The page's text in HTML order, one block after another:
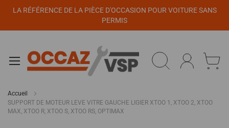
LA RÉFÉRENCE DE LA PIÈCE D'OCCASION POUR VOITURE SANS
PERMIS
Accueil
SUPPORT DE MOTEUR LEVE VITRE GAUCHE LIGIER XTOO 1, XTOO 2, XTOO
MAX, XTOO R, XTOO S, XTOO RS, OPTIMAX
Panneau de gestion des cookies